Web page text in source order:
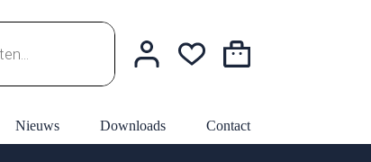
Winkelwagen
Nieuws Downloads Contact